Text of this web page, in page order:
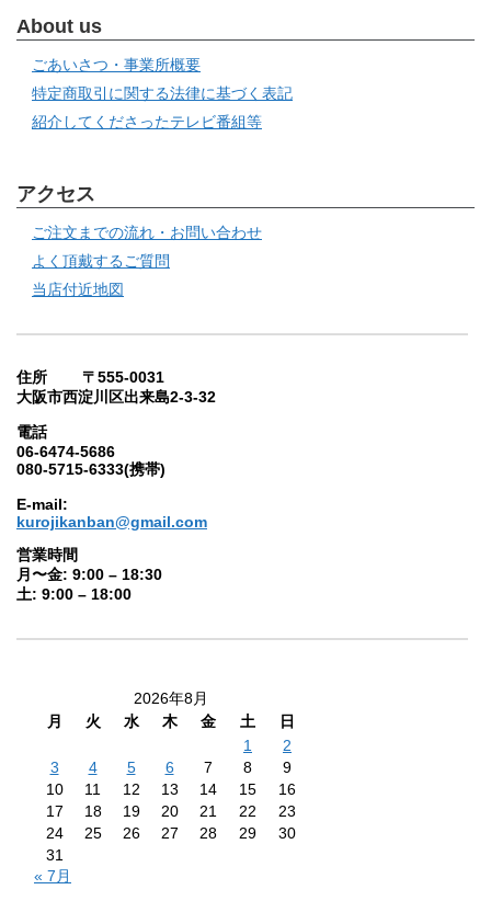
About us
ごあいさつ・事業所概要
特定商取引に関する法律に基づく表記
紹介してくださったテレビ番組等
アクセス
ご注文までの流れ・お問い合わせ
よく頂戴するご質問
当店付近地図
住所 〒555-0031
大阪市西淀川区出来島2-3-32
電話
06-6474-5686
080-5715-6333(携帯)
E-mail:
kurojikanban@gmail.com
営業時間
月〜金: 9:00 – 18:30
土: 9:00 – 18:00
2026年8月
月
火 水 木 金 土
日
1
2
3
4 5 6 7 8
9
10
11 12 13 14 15
16
17
18 19 20 21 22
23
24
25 26 27 28 29
30
31
« 7月